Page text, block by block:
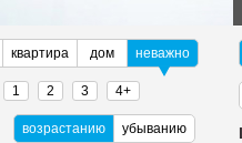
квартира дом неважно
1 2 3 4+
возрастанию убыванию